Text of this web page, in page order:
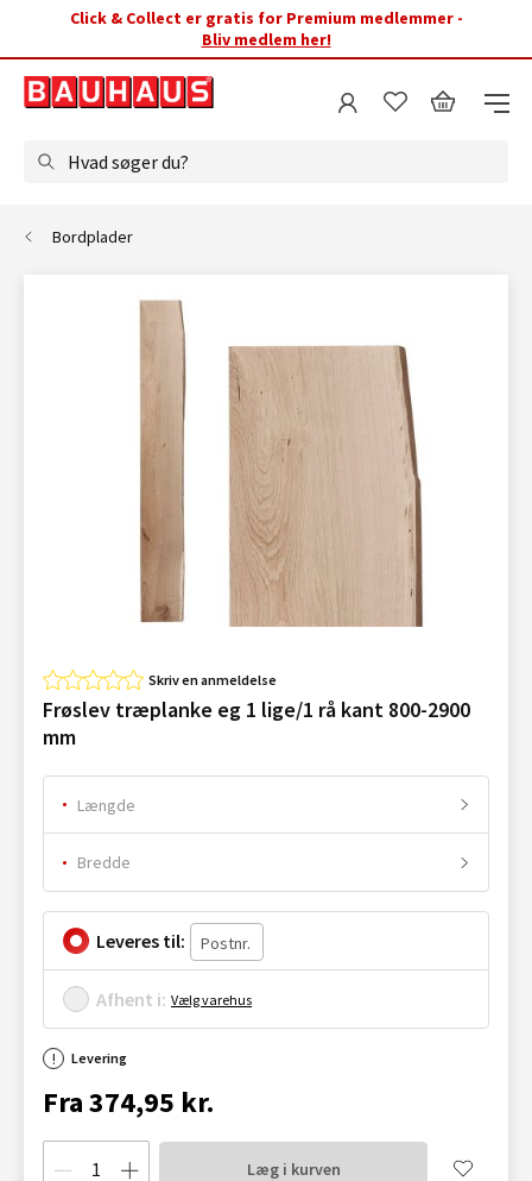
Click & Collect er gratis for Premium medlemmer -
Bliv medlem her!
Hvad søger du?
Bordplader
Skriv en anmeldelse
Frøslev træplanke eg 1 lige/1 rå kant 800-2900
mm
Længde
Bredde
Leveres til:
Afhent i: Vælg varehus
Levering
Fra 374,95 kr.
Læg i kurven